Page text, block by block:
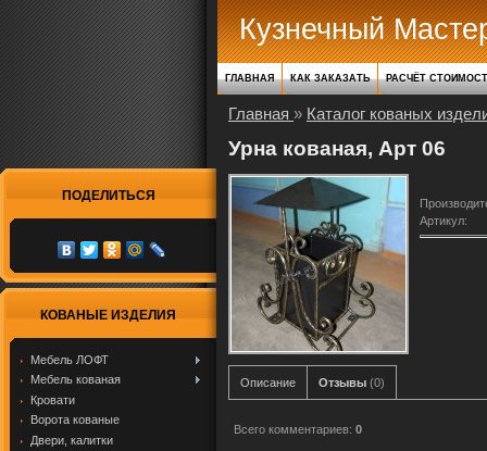
ПОДЕЛИТЬСЯ
КОВАНЫЕ ИЗДЕЛИЯ
Мебель ЛОФТ
Мебель кованая
Кровати
Ворота кованые
Двери, калитки
Кузнечный
ГЛАВНАЯ КАК ЗАКАЗАТЬ РАСЧЁТ
Главная » Каталог кованых
Урна кованая, Арт 06
Артикул:
Описание Отзывы (0)
Всего комментариев: 0